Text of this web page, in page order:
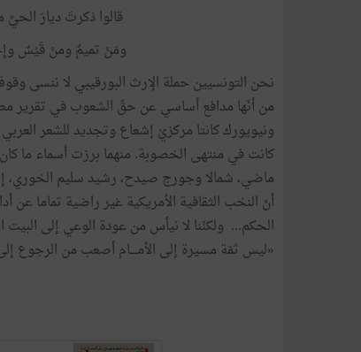
قالوا ذكرتَ ديارَ
ومَنْ تميمٌ ومنْ قَيْسٌ
نحن التونسيين حملة الإرث البورقيبي لا ننسى
من أنّها مدافع أساسي عن حقّ الشعوب في تقرير
ونيويورك كانتا مركزيْ إشعاع وتجديد للشعر
كانت في منتهى الخصوبة. منهما برزت أسماء ما كان
ماضي، شمالا وجورج صيدح، رشيد سليم الخوري،
أنّ النخب الثقافية الأمريكية غير راضية تماما عن
الحكم... ولكنّنا لا نيأس من عودة الوعي إلى البيت
«ليس ثمّة مسيرة إلى الأمــــام أصعب من الرجوع